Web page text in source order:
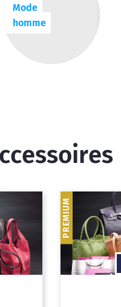
Mode
homme
PREMIUM